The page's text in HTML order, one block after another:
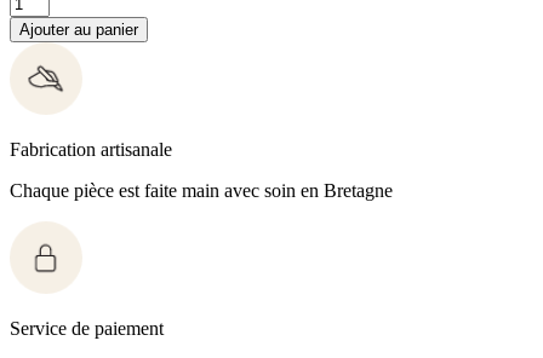
Ajouter au panier
Fabrication artisanale
Chaque pièce est faite main avec soin en Bretagne
Service de paiement